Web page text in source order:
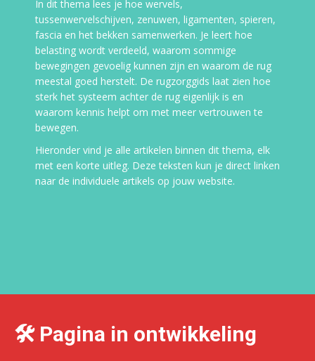
In dit thema lees je hoe wervels,
tussenwervelschijven, zenuwen, ligamenten, spieren,
fascia en het bekken samenwerken. Je leert hoe
belasting wordt verdeeld, waarom sommige
bewegingen gevoelig kunnen zijn en waarom de rug
meestal goed herstelt. De rugzorggids laat zien hoe
sterk het systeem achter de rug eigenlijk is en
waarom kennis helpt om met meer vertrouwen te
bewegen.
Hieronder vind je alle artikelen binnen dit thema, elk
met een korte uitleg. Deze teksten kun je direct linken
naar de individuele artikels op jouw website.
🛠️ Pagina in ontwikkeling